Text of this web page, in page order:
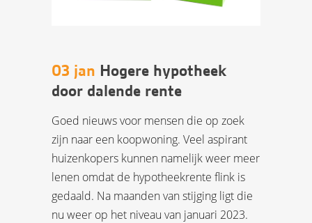
03 jan Hogere hypotheek
door dalende rente
Goed nieuws voor mensen die op zoek
zijn naar een koopwoning. Veel aspirant
huizenkopers kunnen namelijk weer meer
lenen omdat de hypotheekrente flink is
gedaald. Na maanden van stijging ligt die
nu weer op het niveau van januari 2023.